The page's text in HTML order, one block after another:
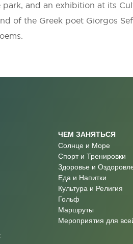
park, and an exhibition at its
of the Greek poet Giorgos
ЧЕМ ЗАНЯТЬСЯ
Солнце и Море
Спорт и Тренировки
Здоровье и
Еда и Напитки
Культура и Религия
Гольф
Маршруты
Мероприятия для